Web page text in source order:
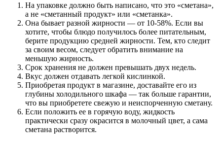
На упаковке должно быть написано, что это «сметана»,
а не «сметанный продукт» или «сметанка».
Она бывает разной жирности — от 10-58%. Если вы
хотите, чтобы блюдо получилось более питательным,
берите продукцию средней жирности. Тем, кто следит
за своим весом, следует обратить внимание на
меньшую жирность.
Срок хранения не должен превышать двух недель.
Вкус должен отдавать легкой кислинкой.
Приобретая продукт в магазине, доставайте его из
глубины холодильного шкафа — так больше гарантии,
что вы приобретете свежую и неиспорченную сметану.
Если положить ее в горячую воду, жидкость
практически сразу окрасится в молочный цвет, а сама
сметана растворится.